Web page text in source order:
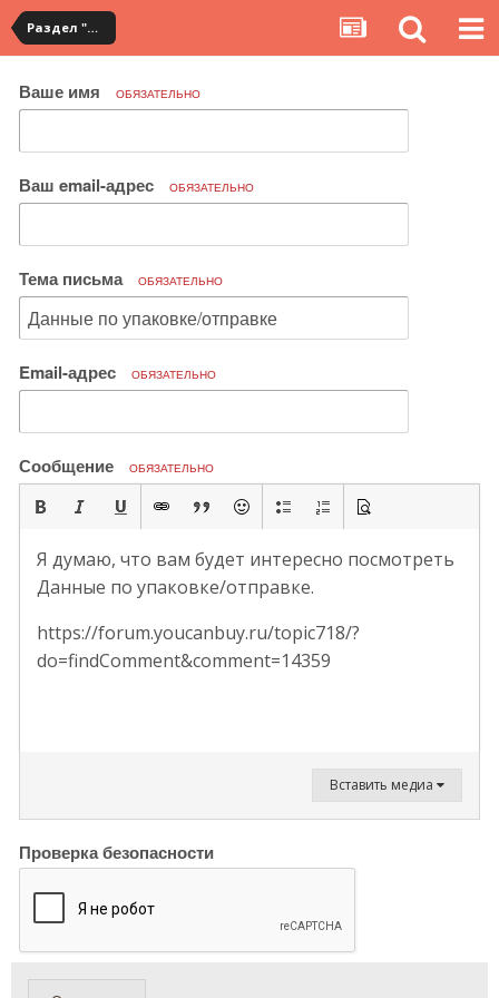
Раздел "Мои посылки" на сервисе YouCanBuy
Ваше имя ОБЯЗАТЕЛЬНО
Ваш email-адрес ОБЯЗАТЕЛЬНО
Тема письма ОБЯЗАТЕЛЬНО
Email-адрес ОБЯЗАТЕЛЬНО
Сообщение ОБЯЗАТЕЛЬНО
Я думаю, что вам будет интересно посмотреть
Данные по упаковке/отправке.
https://forum.youcanbuy.ru/topic718/?
do=findComment&comment=14359
Вставить медиа
Проверка безопасности